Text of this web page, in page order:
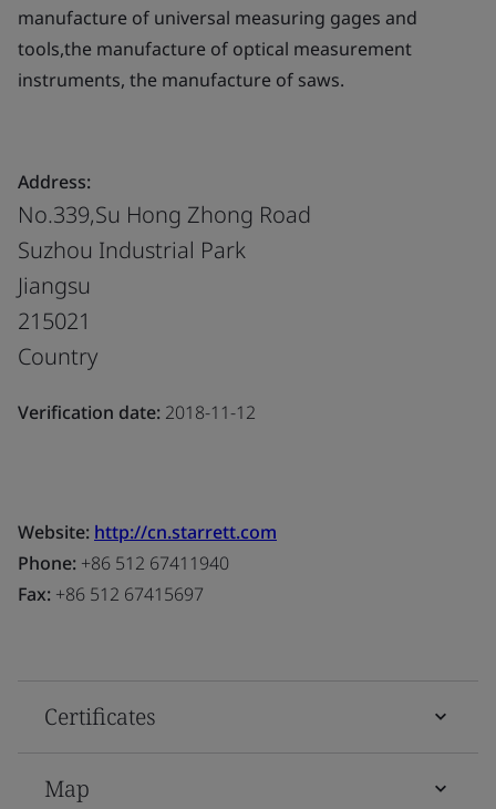
manufacture of universal measuring gages and
tools,the manufacture of optical measurement
instruments, the manufacture of saws.
Address:
No.339,Su Hong Zhong Road
Suzhou Industrial Park
Jiangsu
215021
Country
Verification date: 2018-11-12
Website: http://cn.starrett.com
Phone: +86 512 67411940
Fax: +86 512 67415697
Certificates
Map